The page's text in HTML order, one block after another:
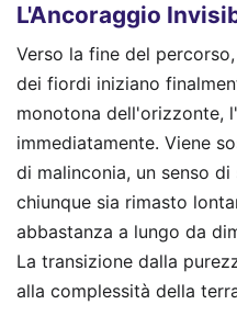
L'Ancoraggio
Verso la fine del
dei fiordi iniziano
monotona dell'orizzonte,
immediatamente. Viene
di malinconia, un senso
chiunque sia rimasto
abbastanza a lungo da
La transizione dalla
alla complessità della